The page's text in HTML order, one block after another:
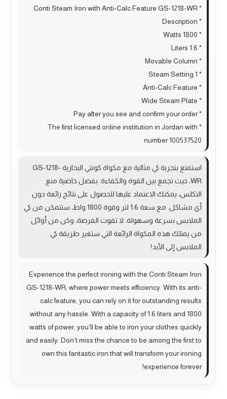
* Conti Steam Iron with Anti-Calc Feature GS-1218-WR
* Description
* 1800 Watts
* 1.6 Liters
* Movable Column
* 1 Steam Setting
* Anti-Calc Feature
* Wide Steam Plate
* Pay after you see and confirm your order
* The first licensed online institution in Jordan with
number 100537520
استمتع بتجربة كي مثالية مع مكواة كونتي البخارية GS-1218-
WR، حيث تجمع بين القوة والكفاءة. بفضل خاصية منع
التكلس، يمكنك الاعتماد عليها للحصول على نتائج رائعة دون
أي مشاكل. مع سعة 1.6 لتر وقوة 1800 واط، ستتمكن من كي
الملابس بسرعة وسهولة. لا تفوت الفرصة، وكن من أوائل
من يمتلك هذه المكواة الرائعة التي ستغير طريقة كي
الملابس إلى الأبد!
Experience the perfect ironing with the Conti Steam Iron
GS-1218-WR, where power meets efficiency. With its anti-
calc feature, you can rely on it for outstanding results
without any hassle. With a capacity of 1.6 liters and 1800
watts of power, you’ll be able to iron your clothes quickly
and easily. Don’t miss the chance to be among the first to
own this fantastic iron that will transform your ironing
experience forever!